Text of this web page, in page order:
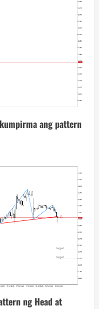
ang pattern
ng Head at